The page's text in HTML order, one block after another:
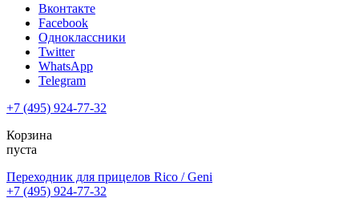
Вконтакте
Facebook
Одноклассники
Twitter
WhatsApp
Telegram
+7 (495) 924-77-32
Корзина
пуста
Переходник для прицелов Rico / Geni
+7 (495) 924-77-32